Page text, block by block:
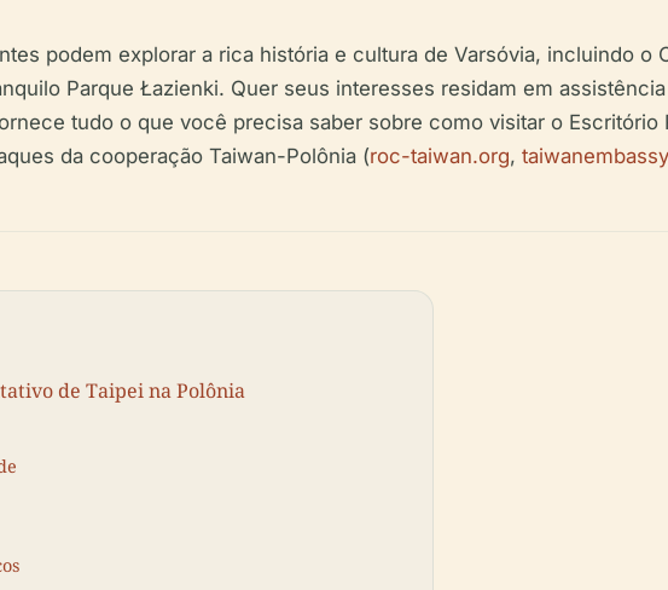
podem explorar a rica história e cultura de Varsóvia, incluindo o
Parque Łazienki. Quer seus interesses residam em
tudo o que você precisa saber sobre como visitar o
da cooperação Taiwan-Polônia (roc-taiwan.org,
de Taipei na Polônia